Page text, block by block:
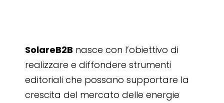
SolareB2B nasce con l’obiettivo di
realizzare e diffondere strumenti
editoriali che possano supportare la
crescita del mercato delle energie